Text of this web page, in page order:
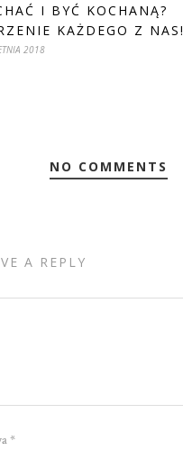
I BYĆ KOCHANĄ?
KAŻDEGO Z NAS!
2018
NO COMMENTS
A REPLY
*